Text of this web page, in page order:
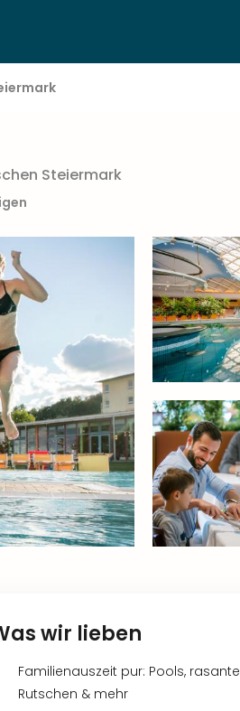
Steiermark
wir lieben
Familienauszeit pur: Pools, rasante
Rutschen & mehr